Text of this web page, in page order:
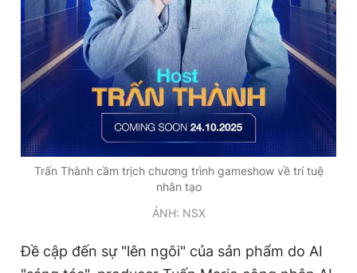
Trấn Thành cầm trịch chương trình gameshow về trí tuệ
nhân tạo
ẢNH: NSX
Đề cập đến sự "lên ngôi" của sản phẩm do AI